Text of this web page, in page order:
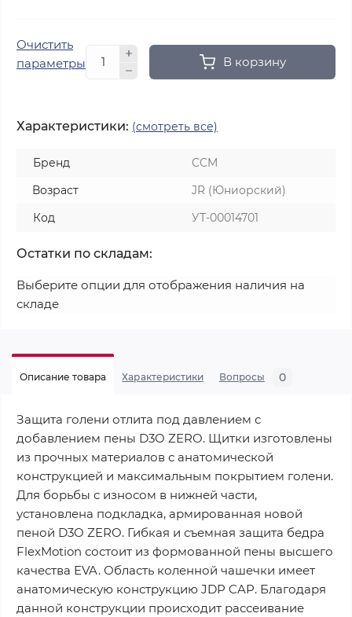
Очистить
параметры
В корзину
Характеристики: (смотреть все)
Бренд
CCM
Возраст
JR (Юниорский)
Код
УТ-00014701
Остатки по складам:
Выберите опции для отображения наличия на
складе
Описание товара Характеристики Вопросы 0
Защита голени отлита под давлением с
добавлением пены D3O ZERO. Щитки изготовлены
из прочных материалов с анатомической
конструкцией и максимальным покрытием голени.
Для борьбы с износом в нижней части,
установлена подкладка, армированная новой
пеной D3O ZERO. Гибкая и съемная защита бедра
FlexMotion состоит из формованной пены высшего
качества EVA. Область коленной чашечки имеет
анатомическую конструкцию JDP CAP. Благодаря
данной конструкции происходит рассеивание